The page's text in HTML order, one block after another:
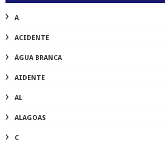
A
ACIDENTE
ÁGUA BRANCA
AIDENTE
AL
ALAGOAS
C